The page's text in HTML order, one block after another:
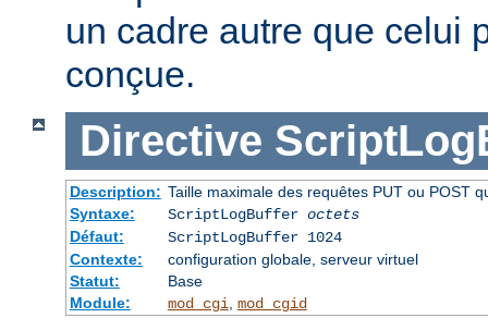
un cadre autre que celui
conçue.
Directive
Description: Taille maximale des requêtes PUT ou POST
Syntaxe:
ScriptLogBuffer octets
Défaut:
ScriptLogBuffer 1024
Contexte:
configuration globale, serveur virtuel
Statut:
Base
Module:
mod_cgi mod_cgid